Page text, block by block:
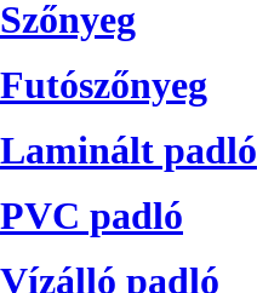
Szőnyeg
Futószőnyeg
Laminált padló
PVC padló
Vízálló padló